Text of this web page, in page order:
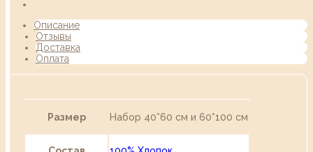
Описание
Отзывы
Доставка
Оплата
Размер Набор 40*60 см и 60*100 см